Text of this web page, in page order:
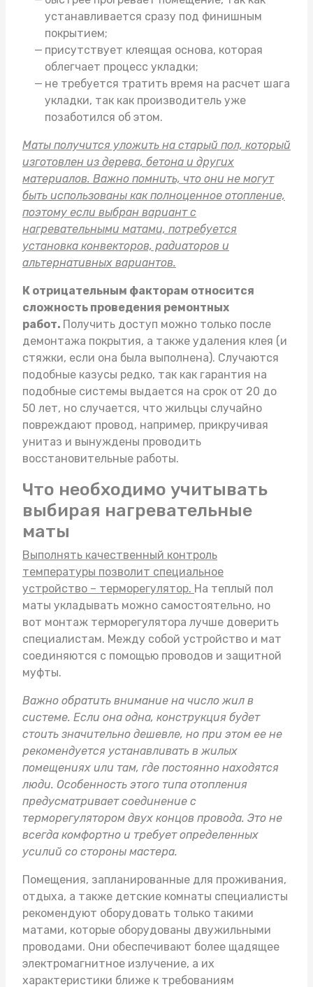
устанавливается сразу под финишным
покрытием;
присутствует клеящая основа, которая
облегчает процесс укладки;
не требуется тратить время на расчет шага
укладки, так как производитель уже
позаботился об этом.
Маты получится уложить на старый пол, который
изготовлен из дерева, бетона и других
материалов. Важно помнить, что они не могут
быть использованы как полноценное отопление,
поэтому если выбран вариант с
нагревательными матами, потребуется
установка конвекторов, радиаторов и
альтернативных вариантов.
К отрицательным факторам относится
сложность проведения ремонтных
работ. Получить доступ можно только после
демонтажа покрытия, а также удаления клея (и
стяжки, если она была выполнена). Случаются
подобные казусы редко, так как гарантия на
подобные системы выдается на срок от 20 до
50 лет, но случается, что жильцы случайно
повреждают провод, например, прикручивая
унитаз и вынуждены проводить
восстановительные работы.
Что необходимо учитывать
выбирая нагревательные
маты
Выполнять качественный контроль
температуры позволит специальное
устройство – терморегулятор. На теплый пол
маты укладывать можно самостоятельно, но
вот монтаж терморегулятора лучше доверить
специалистам. Между собой устройство и мат
соединяются с помощью проводов и защитной
муфты.
Важно обратить внимание на число жил в
системе. Если она одна, конструкция будет
стоить значительно дешевле, но при этом ее не
рекомендуется устанавливать в жилых
помещениях или там, где постоянно находятся
люди. Особенность этого типа отопления
предусматривает соединение с
терморегулятором двух концов провода. Это не
всегда комфортно и требует определенных
усилий со стороны мастера.
Помещения, запланированные для проживания,
отдыха, а также детские комнаты специалисты
рекомендуют оборудовать только такими
матами, которые оборудованы двужильными
проводами. Они обеспечивают более щадящее
электромагнитное излучение, а их
характеристики ближе к требованиям